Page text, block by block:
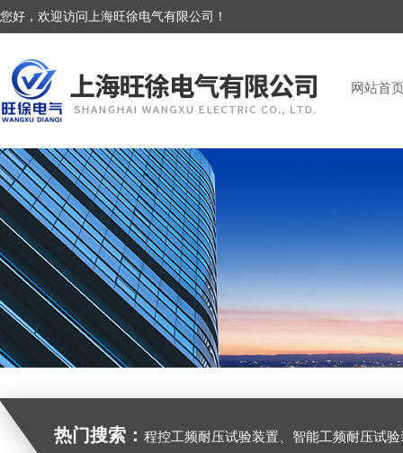
您好，欢迎访问上海旺徐电气有限公司！
网站首
热门搜索： 程控工频耐压试验装置、智能工频耐压试验装置、工频耐压试验装置、工频耐压试验仪、工频耐压试验台、高压耐压试